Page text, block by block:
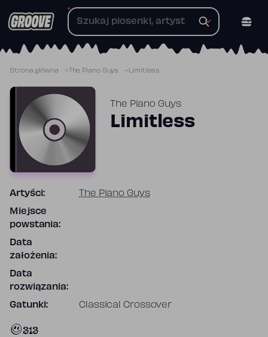
do
Strona główna The Piano Guys Limitless
The Piano Guys
Limitless
Artyści: The Piano Guys
Miejsce
powstania:
Data
założenia:
Data
rozwiązania:
Gatunki: Classical Crossover
313